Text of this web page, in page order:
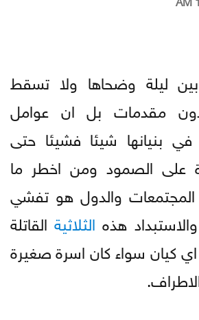
بين ليلة وضحاها ولا تسقط
مقدمات بل ان عوامل
بنيانها شيئا فشيئا حتى
على الصمود ومن اخطر ما
المجتمعات والدول هو تفشي
والاستبداد هذه الثلاثيةالقاتلة
اي كيان سواء كان اسرة صغيرة